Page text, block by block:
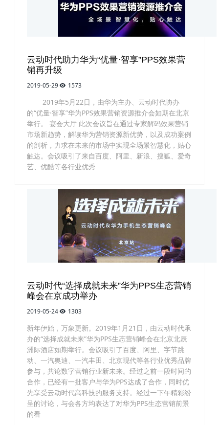
云动时代助力华为“优量·智享”PPS效果营
销再升级
2019-05-29 1573
2019年5月22日，由华为主办、云动时代协办
的“优量·智享”华为PPS效果营销资源推介会如期在北京
举行。 宴会大厅 此次会议旨在通过专家解码效果营销
市场新趋势，解读华为营销资源新优势，以及成功案例
的剖析，力求在未来的市场中实现全场景智慧化，贴心
触达。会议吸引了来自百度、阿里、新浪、搜狐、爱奇
艺、优酷等各行业优秀
云动时代“选择成就未来”华为PPS生态营销
峰会在京成功举办
2019-05-24 1303
新年伊始，万象更新。2019年1月21日，由云动时代承
办的“选择成就未来”华为PPS生态营销峰会在北京北辰
洲际酒店如期举行。会议吸引了百度、阿里、字节跳
动、一汽奥迪、一汽丰田、北京现代等各行业优秀品牌
参与，共论数字营销行业新未来。经过之前一段时间的
合作，已经有一批客户与华为PPS达成了合作，同时优
先享受云动时代高科技的服务支持。经过一下午精彩纷
呈的讨论，与会各方均表达了对华为PPS生态营销前景
的看